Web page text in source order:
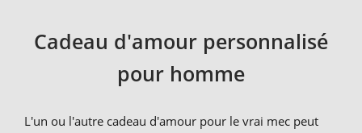
Cadeau d'amour personnalisé
pour homme
L'un ou l'autre cadeau d'amour pour le vrai mec peut